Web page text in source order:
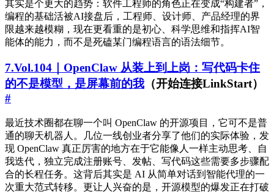
其实是个更大的趋势：软件工程师的角色正在变成“构建者”，
编程的基础活被AI接盘后，工程师、设计师、产品经理的界
限越来越模糊，现在更看重的是初心、科学思维和指挥AI智
能体的能力，而不是死磕某门编程语言的语法细节。
7.Vol.104｜OpenClaw 从装上到上岗：写代码卡住
的不是模型，是屏幕前的我 （开始连接LinkStart）
#
最近技术圈都在聊一个叫 OpenClaw 的开源项目，它可不是普
通的聊天机器人。几位一线创业者分享了他们的实际体验，发
现 OpenClaw 真正厉害的地方在于它能像人一样主动思考、自
我迭代，独立完成注册账号、发帖、写代码这些需要多步骤配
合的长程任务。这背后其实是 AI 从简单对话到智能代理的一
次重大范式转移。更让人兴奋的是，开源模型的爆发正在打破